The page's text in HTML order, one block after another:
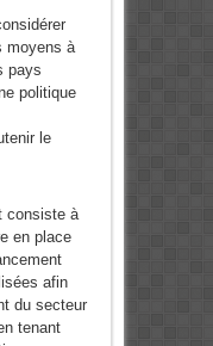
moyens à
pays
politique
le
consiste à
en place
afin
du secteur
tenant